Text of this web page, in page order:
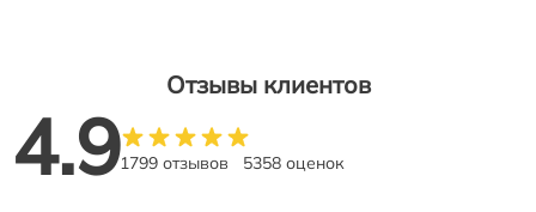
Отзывы клиентов
4.91799 отзывов 5358 оценок